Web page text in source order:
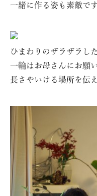
一緒に作る姿も素敵です
ひまわりのザラザラし
一輪はお母さんにお願い
長さやいける場所を伝